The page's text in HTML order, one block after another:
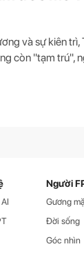
và sự kiên trì,
còn "tạm trú",
Người
Gương
Đời sống
Góc nhìn